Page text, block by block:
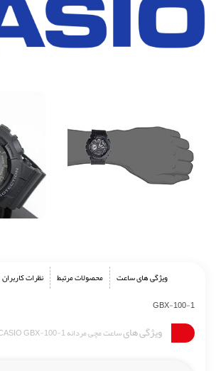
ویژگی های ساعت محصولات مرتبط نظرات کاربران
GBX-100-1
ویژگی هایساعت مچی مردانه CASIO GBX-100-1